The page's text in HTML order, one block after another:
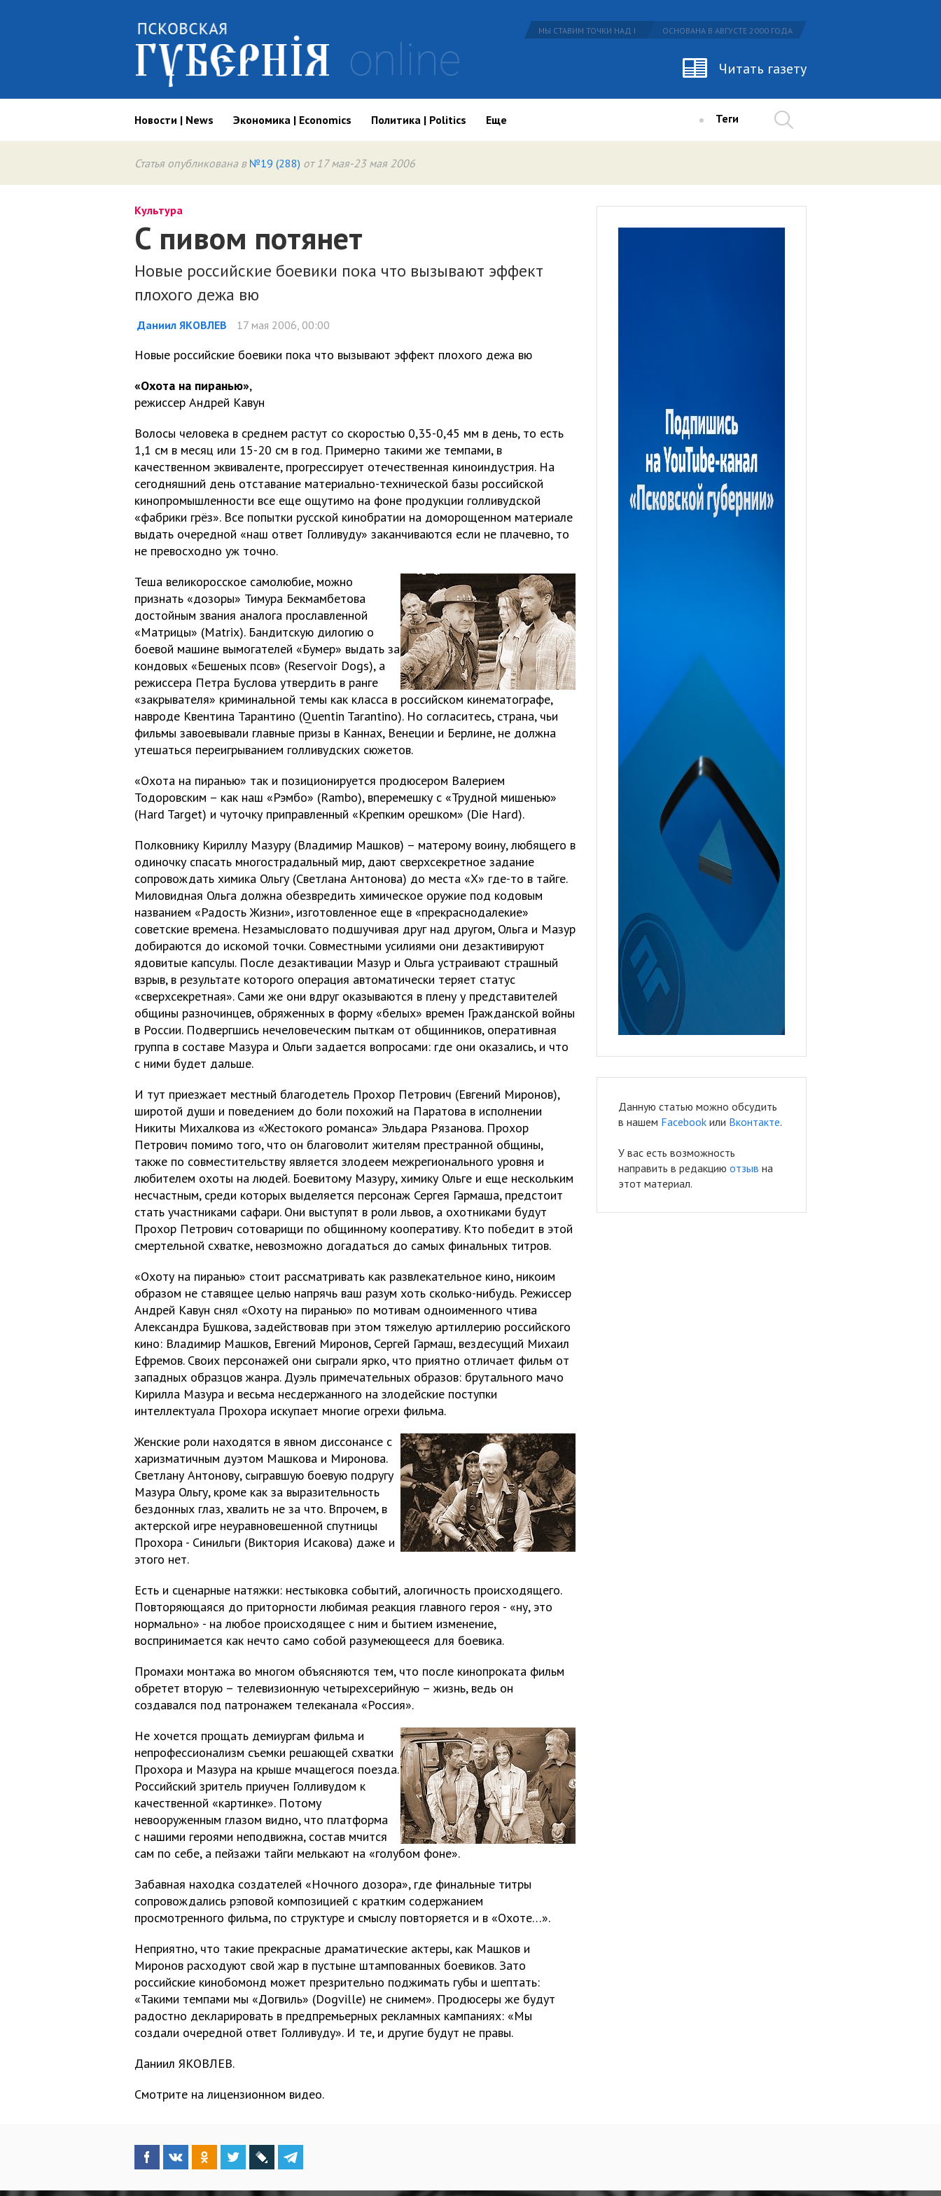
МЫ СТАВИМ ТОЧКИ НАД I ОСНОВАНА В АВГУСТЕ 2000 ГОДА
Читать газету
Новости | News Экономика | Economics Политика | Politics Еще Теги
Статья опубликована в №19 (288) от 17 мая-23 мая 2006
Культура
С пивом потянет
Новые российские боевики пока что вызывают эффект
плохого дежа вю
Даниил ЯКОВЛЕВ 17 мая 2006, 00:00
Новые российские боевики пока что вызывают эффект плохого дежа вю
«Охота на пиранью»,
режиссер Андрей Кавун
Волосы человека в среднем растут со скоростью 0,35-0,45 мм в день, то есть
1,1 см в месяц или 15-20 см в год. Примерно такими же темпами, в
качественном эквиваленте, прогрессирует отечественная киноиндустрия. На
сегодняшний день отставание материально-технической базы российской
кинопромышленности все еще ощутимо на фоне продукции голливудской
«фабрики грёз». Все попытки русской кинобратии на доморощенном материале
выдать очередной «наш ответ Голливуду» заканчиваются если не плачевно, то
не превосходно уж точно.
Теша великоросское самолюбие, можно
признать «дозоры» Тимура Бекмамбетова
достойным звания аналога прославленной
«Матрицы» (Matrix). Бандитскую дилогию о
боевой машине вымогателей «Бумер» выдать за
кондовых «Бешеных псов» (Reservoir Dogs), а
режиссера Петра Буслова утвердить в ранге
«закрывателя» криминальной темы как класса в российском кинематографе,
навроде Квентина Тарантино (Quentin Tarantino). Но согласитесь, страна, чьи
фильмы завоевывали главные призы в Каннах, Венеции и Берлине, не должна
утешаться переигрыванием голливудских сюжетов.
«Охота на пиранью» так и позиционируется продюсером Валерием
Тодоровским – как наш «Рэмбо» (Rambo), вперемешку с «Трудной мишенью»
(Hard Target) и чуточку приправленный «Крепким орешком» (Die Hard).
Полковнику Кириллу Мазуру (Владимир Машков) – матерому воину, любящего в
одиночку спасать многострадальный мир, дают сверхсекретное задание
сопровождать химика Ольгу (Светлана Антонова) до места «Х» где-то в тайге.
Миловидная Ольга должна обезвредить химическое оружие под кодовым
названием «Радость Жизни», изготовленное еще в «прекраснодалекие»
советские времена. Незамысловато подшучивая друг над другом, Ольга и Мазур
добираются до искомой точки. Совместными усилиями они дезактивируют
ядовитые капсулы. После дезактивации Мазур и Ольга устраивают страшный
взрыв, в результате которого операция автоматически теряет статус
«сверхсекретная». Сами же они вдруг оказываются в плену у представителей
общины разночинцев, обряженных в форму «белых» времен Гражданской войны
в России. Подвергшись нечеловеческим пыткам от общинников, оперативная
группа в составе Мазура и Ольги задается вопросами: где они оказались, и что
с ними будет дальше.
И тут приезжает местный благодетель Прохор Петрович (Евгений Миронов),
широтой души и поведением до боли похожий на Паратова в исполнении
Никиты Михалкова из «Жестокого романса» Эльдара Рязанова. Прохор
Петрович помимо того, что он благоволит жителям престранной общины,
также по совместительству является злодеем межрегионального уровня и
любителем охоты на людей. Боевитому Мазуру, химику Ольге и еще нескольким
несчастным, среди которых выделяется персонаж Сергея Гармаша, предстоит
стать участниками сафари. Они выступят в роли львов, а охотниками будут
Прохор Петрович сотоварищи по общинному кооперативу. Кто победит в этой
смертельной схватке, невозможно догадаться до самых финальных титров.
«Охоту на пиранью» стоит рассматривать как развлекательное кино, никоим
образом не ставящее целью напрячь ваш разум хоть сколько-нибудь. Режиссер
Андрей Кавун снял «Охоту на пиранью» по мотивам одноименного чтива
Александра Бушкова, задействовав при этом тяжелую артиллерию российского
кино: Владимир Машков, Евгений Миронов, Сергей Гармаш, вездесущий Михаил
Ефремов. Своих персонажей они сыграли ярко, что приятно отличает фильм от
западных образцов жанра. Дуэль примечательных образов: брутального мачо
Кирилла Мазура и весьма несдержанного на злодейские поступки
интеллектуала Прохора искупает многие огрехи фильма.
Женские роли находятся в явном диссонансе с
харизматичным дуэтом Машкова и Миронова.
Светлану Антонову, сыгравшую боевую подругу
Мазура Ольгу, кроме как за выразительность
бездонных глаз, хвалить не за что. Впрочем, в
актерской игре неуравновешенной спутницы
Прохора - Синильги (Виктория Исакова) даже и
этого нет.
Есть и сценарные натяжки: нестыковка событий, алогичность происходящего.
Повторяющаяся до приторности любимая реакция главного героя - «ну, это
нормально» - на любое происходящее с ним и бытием изменение,
воспринимается как нечто само собой разумеющееся для боевика.
Промахи монтажа во многом объясняются тем, что после кинопроката фильм
обретет вторую – телевизионную четырехсерийную – жизнь, ведь он
создавался под патронажем телеканала «Россия».
Не хочется прощать демиургам фильма и
непрофессионализм съемки решающей схватки
Прохора и Мазура на крыше мчащегося поезда.
Российский зритель приучен Голливудом к
качественной «картинке». Потому
невооруженным глазом видно, что платформа
с нашими героями неподвижна, состав мчится
сам по себе, а пейзажи тайги мелькают на «голубом фоне».
Забавная находка создателей «Ночного дозора», где финальные титры
сопровождались рэповой композицией с кратким содержанием
просмотренного фильма, по структуре и смыслу повторяется и в «Охоте…».
Неприятно, что такие прекрасные драматические актеры, как Машков и
Миронов расходуют свой жар в пустыне штампованных боевиков. Зато
российские кинобомонд может презрительно поджимать губы и шептать:
«Такими темпами мы «Догвиль» (Dogville) не снимем». Продюсеры же будут
радостно декларировать в предпремьерных рекламных кампаниях: «Мы
создали очередной ответ Голливуду». И те, и другие будут не правы.
Даниил ЯКОВЛЕВ.
Смотрите на лицензионном видео.
Данную статью можно обсудить
в нашем Facebook или Вконтакте.
У вас есть возможность
направить в редакцию отзыв на
этот материал.